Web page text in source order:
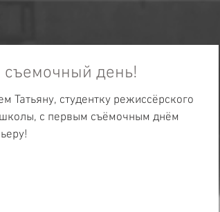
день!
Татьяну, студентку режиссёрского
с первым съёмочным днём